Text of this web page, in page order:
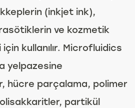
(inkjet ink),
ve kozmetik
kullanılır. Microfluidics
yelpazesine
hücre parçalama, polimer
partikül